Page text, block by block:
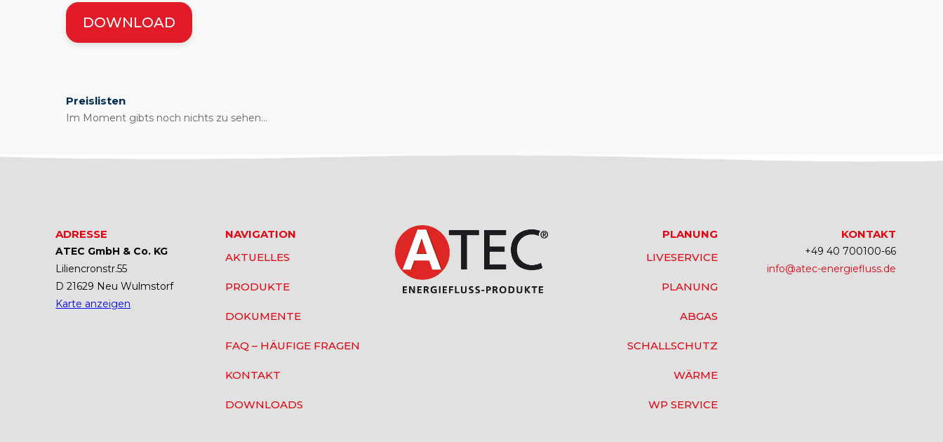
DOWNLOAD
Preislisten
Im Moment gibts noch nichts zu sehen...
ADRESSE
ATEC GmbH & Co. KG
Liliencronstr.55
D 21629 Neu Wulmstorf
Karte anzeigen
NAVIGATION
AKTUELLES
PRODUKTE
DOKUMENTE
FAQ – HÄUFIGE FRAGEN
KONTAKT
DOWNLOADS
PLANUNG
LIVESERVICE
PLANUNG
ABGAS
SCHALLSCHUTZ
WÄRME
WP SERVICE
KONTAKT
+49 40 700100-66
info@atec-energiefluss.de